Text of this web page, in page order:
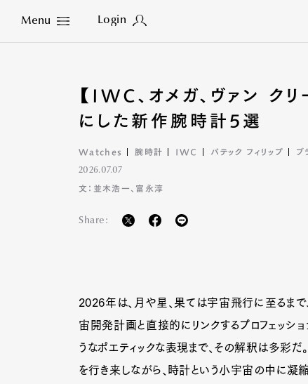
Menu Login
Close
【IWC、オメガ、ヴァン ク
にした新作腕時計5選
Watches 腕時計 IWC パテック フィリップ ブ
2026.07.07
文：並木浩一、富永淳
Share:
2026年は、月や星、果ては宇宙飛行に至るま
宙開発計画と直接的にリンクするプロフェッシ
うなポエティックな表現まで、その解釈は多彩だ
を行き来しながら、時計という小宇宙の中に凝縮